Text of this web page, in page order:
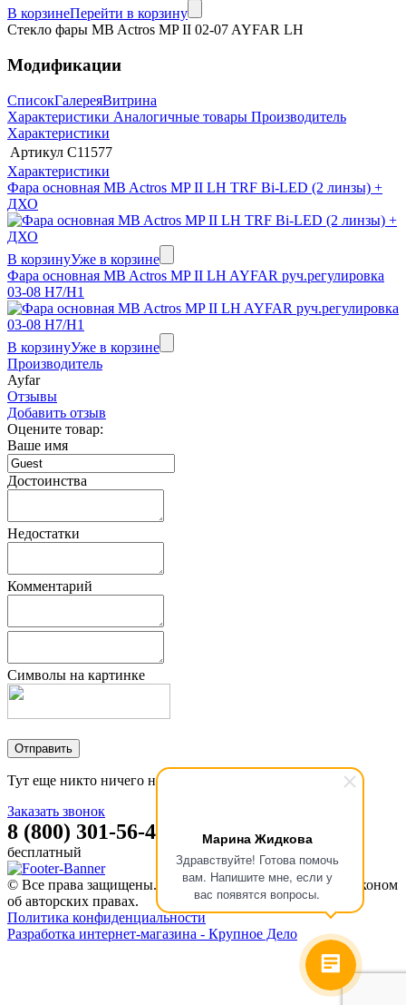
Марина Жидкова
Здравствуйте! Готова помочь
вам. Напишите мне, если у
вас появятся вопросы.
В корзинеПерейти в корзину
Стекло фары MB Actros MP II 02-07 AYFAR LH
Модификации
СписокГалереяВитрина
Характеристики Аналогичные товары Производитель
Характеристики
Артикул C11577
Характеристики
Фара основная MB Actros MP II LH TRF Bi-LED (2 линзы) +
ДХО
В корзинуУже в корзине
Фара основная MB Actros MP II LH AYFAR руч.регулировка
03-08 H7/H1
В корзинуУже в корзине
Производитель
Ayfar
Отзывы
Добавить отзыв
Оцените товар:
Ваше имя
Достоинства
Недостатки
Комментарий
Символы на картинке
Тут еще никто ничего не писал, стань первым!
Заказать звонок
8 (800) 301-56-47
бесплатный
© Все права защищены. Информация сайта защищена законом
об авторских правах.
Политика конфиденциальности
Разработка интернет-магазина - Крупное Дело